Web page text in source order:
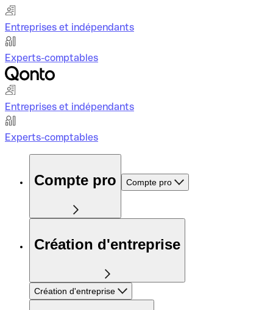
Entreprises et indépendants
Experts-comptables
Entreprises et indépendants
Experts-comptables
Compte pro Compte pro
Création d'entreprise
Création d'entreprise